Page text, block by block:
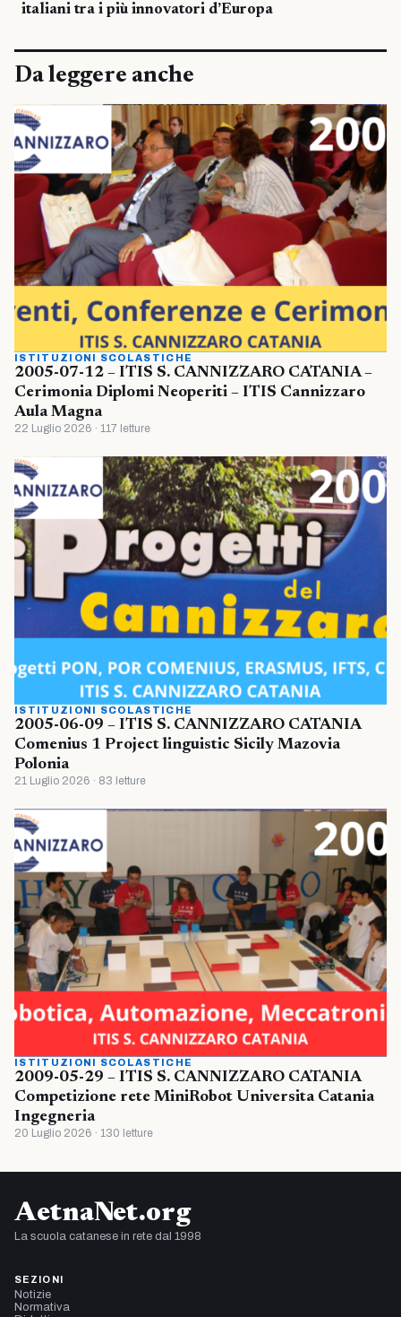
italiani tra i più innovatori d’Europa
Da leggere anche
ISTITUZIONI SCOLASTICHE
2005-07-12 – ITIS S. CANNIZZARO CATANIA –
Cerimonia Diplomi Neoperiti – ITIS Cannizzaro
Aula Magna
22 Luglio 2026 · 117 letture
ISTITUZIONI SCOLASTICHE
2005-06-09 – ITIS S. CANNIZZARO CATANIA
Comenius 1 Project linguistic Sicily Mazovia
Polonia
21 Luglio 2026 · 83 letture
ISTITUZIONI SCOLASTICHE
2009-05-29 – ITIS S. CANNIZZARO CATANIA
Competizione rete MiniRobot Universita Catania
Ingegneria
20 Luglio 2026 · 130 letture
AetnaNet.org
La scuola catanese in rete dal 1998
SEZIONI
Notizie
Normativa